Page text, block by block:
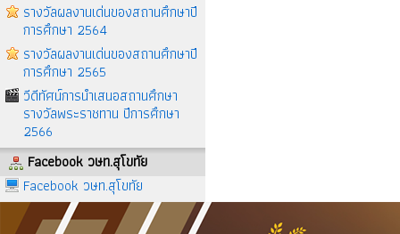
รางวัลผลงานเด่นของสถานศึกษาปี
การศึกษา 2564
รางวัลผลงานเด่นของสถานศึกษาปี
การศึกษา 2565
วีดีทัศน์การนำเสนอสถานศึกษา
รางวัลพระราชทาน ปีการศึกษา
2566
Facebook วษท.สุโขทัย
Facebook วษท.สุโขทัย